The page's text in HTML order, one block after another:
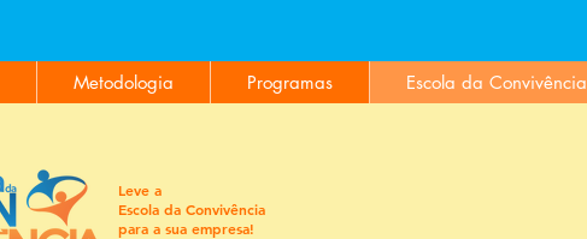
Metodologia Programas Escola da Convivência
Leve a
Escola da Convivência
para a sua empresa!